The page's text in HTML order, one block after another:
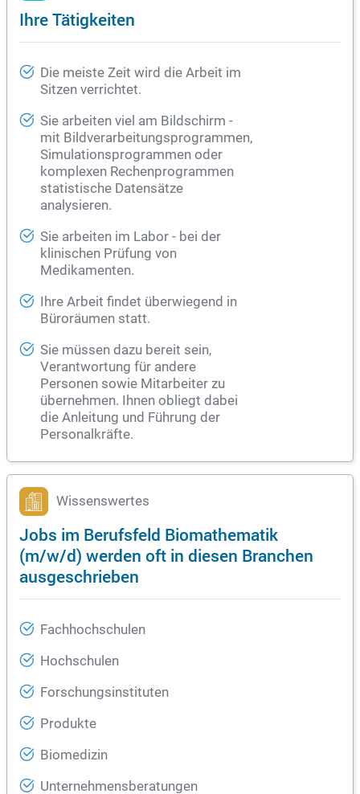
Ihre Tätigkeiten
Die meiste Zeit wird die Arbeit im
Sitzen verrichtet.
Sie arbeiten viel am Bildschirm -
mit Bildverarbeitungsprogrammen,
Simulationsprogrammen oder
komplexen Rechenprogrammen
statistische Datensätze
analysieren.
Sie arbeiten im Labor - bei der
klinischen Prüfung von
Medikamenten.
Ihre Arbeit findet überwiegend in
Büroräumen statt.
Sie müssen dazu bereit sein,
Verantwortung für andere
Personen sowie Mitarbeiter zu
übernehmen. Ihnen obliegt dabei
die Anleitung und Führung der
Personalkräfte.
Wissenswertes
Jobs im Berufsfeld Biomathematik
(m/w/d) werden oft in diesen Branchen
ausgeschrieben
Fachhochschulen
Hochschulen
Forschungsinstituten
Produkte
Biomedizin
Unternehmensberatungen